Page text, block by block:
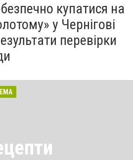
купатися на
у Чернігові
перевірки